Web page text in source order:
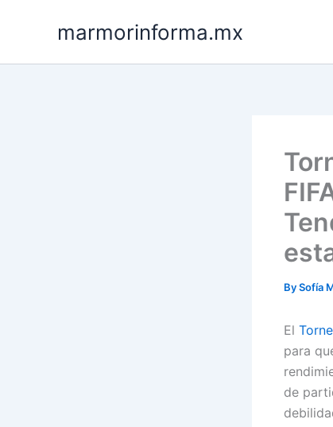
marmorinforma.mx
BySofía
El
para
de